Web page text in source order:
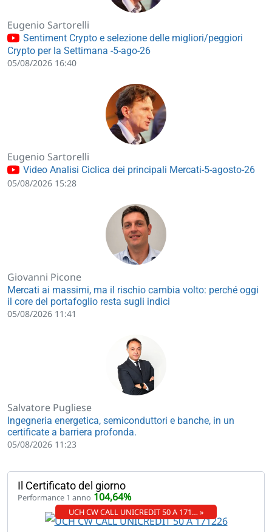
Eugenio Sartorelli
Sentiment Crypto e selezione delle migliori/peggiori
Crypto per la Settimana -5-ago-26
05/08/2026 16:40
Eugenio Sartorelli
Video Analisi Ciclica dei principali Mercati-5-agosto-26
05/08/2026 15:28
Giovanni Picone
Mercati ai massimi, ma il rischio cambia volto: perché oggi
il core del portafoglio resta sugli indici
05/08/2026 11:41
Salvatore Pugliese
Ingegneria energetica, semiconduttori e banche, in un
certificate a barriera profonda.
05/08/2026 11:23
Il Certificato del giorno
Performance 1 anno 104,64%
UCH CW CALL UNICREDIT 50 A 171… »